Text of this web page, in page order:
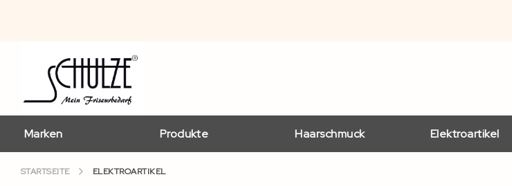
Marken Produkte Haarschmuck Elektroartikel
STARTSEITE ELEKTROARTIKEL